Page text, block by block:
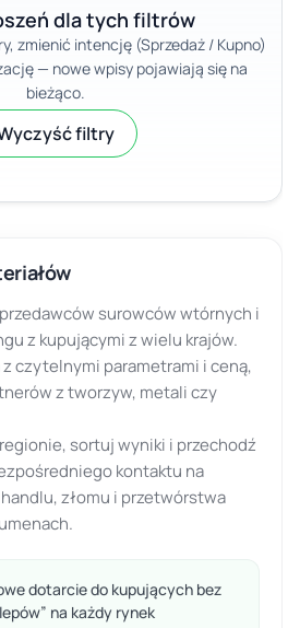
dla tych filtrów
zmienić intencję (Sprzedaż / Kupno)
— nowe wpisy pojawiają się na
bieżąco.
filtry
surowców wtórnych i
z kupującymi z wielu krajów.
czytelnymi parametrami i ceną,
z tworzyw, metali czy
sortuj wyniki i przechodź
kontaktu na
złomu i przetwórstwa
dotarcie do kupujących bez
na każdy rynek